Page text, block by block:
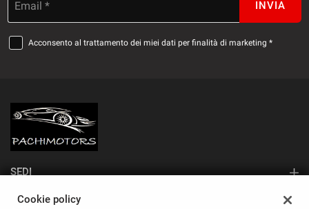
Email * INVIA
Acconsento al trattamento dei miei dati per finalità di marketing *
SEDI
Sede di Monza
Cookie policy